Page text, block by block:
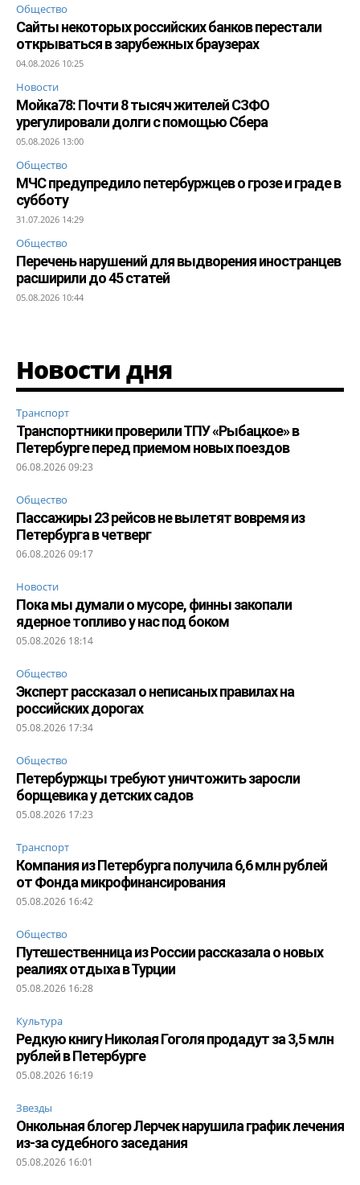
Общество
Сайты некоторых российских банков перестали
открываться в зарубежных браузерах
04.08.2026 10:25
Новости
Мойка78: Почти 8 тысяч жителей СЗФО
урегулировали долги с помощью Сбера
05.08.2026 13:00
Общество
МЧС предупредило петербуржцев о грозе и граде в
субботу
31.07.2026 14:29
Общество
Перечень нарушений для выдворения иностранцев
расширили до 45 статей
05.08.2026 10:44
Новости дня
Транспорт
Транспортники проверили ТПУ «Рыбацкое» в
Петербурге перед приемом новых поездов
06.08.2026 09:23
Общество
Пассажиры 23 рейсов не вылетят вовремя из
Петербурга в четверг
06.08.2026 09:17
Новости
Пока мы думали о мусоре, финны закопали
ядерное топливо у нас под боком
05.08.2026 18:14
Общество
Эксперт рассказал о неписаных правилах на
российских дорогах
05.08.2026 17:34
Общество
Петербуржцы требуют уничтожить заросли
борщевика у детских садов
05.08.2026 17:23
Транспорт
Компания из Петербурга получила 6,6 млн рублей
от Фонда микрофинансирования
05.08.2026 16:42
Общество
Путешественница из России рассказала о новых
реалиях отдыха в Турции
05.08.2026 16:28
Культура
Редкую книгу Николая Гоголя продадут за 3,5 млн
рублей в Петербурге
05.08.2026 16:19
Звезды
Онкольная блогер Лерчек нарушила график лечения
из-за судебного заседания
05.08.2026 16:01